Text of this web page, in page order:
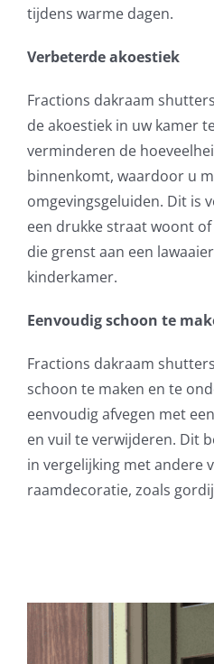
tijdens warme dagen.
Verbeterde akoestiek
Fractions dakraam
de akoestiek in uw kamer
verminderen de
binnenkomt, waardoor u
omgevingsgeluiden. Dit is
een drukke straat woont
die grenst aan een
kinderkamer.
Eenvoudig schoon te
Fractions dakraam
schoon te maken en te
eenvoudig afvegen met
en vuil te verwijderen. Dit
in vergelijking met andere
raamdecoratie, zoals